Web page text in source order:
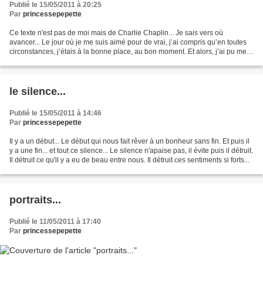
Publié le 15/05/2011 à 20:25
Par princessepepette
Ce texte n'est pas de moi mais de Charlie Chaplin... Je sais vers où
avancer... Le jour où je me suis aimé pour de vrai, j’ai compris qu’en toutes
circonstances, j’étais à la bonne place, au bon moment. Et alors, j’ai pu me
le silence...
Publié le 15/05/2011 à 14:46
Par princessepepette
Il y a un début... Le début qui nous fait rêver à un bonheur sans fin. Et puis il
y a une fin... et tout ce silence... Le silence n'apaise pas, il évite puis il détruit.
Il détruit ce qu'il y a eu de beau entre nous. Il détruit ces sentiments si forts...
portraits...
Publié le 11/05/2011 à 17:40
Par princessepepette